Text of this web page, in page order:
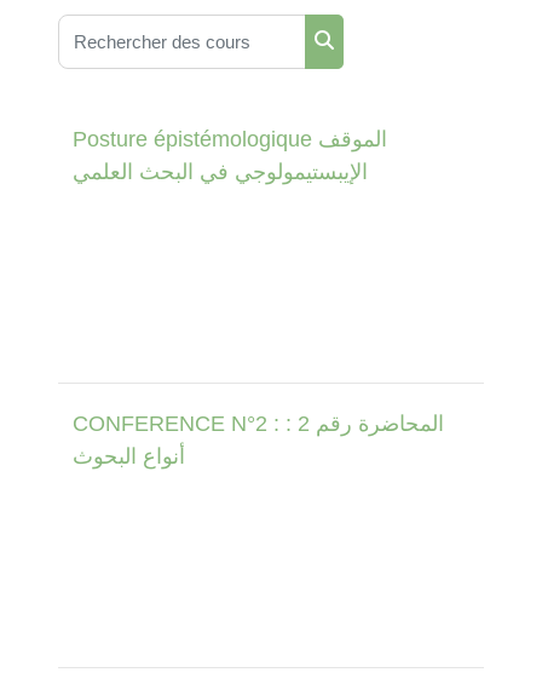
Rechercher des cours
Rechercher des cours
Posture épistémologique الموقف
الإيبستيمولوجي في البحث العلمي
CONFERENCE N°2 : المحاضرة رقم 2 :
أنواع البحوث